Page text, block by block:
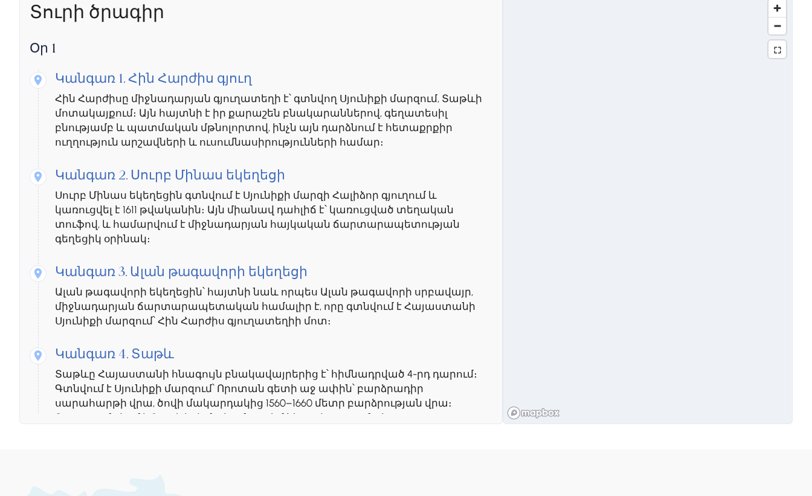
Տուրի ծրագիր
Օր 1
Կանգառ 1. Հին Հարժիս գյուղ
Հին Հարժիսը միջնադարյան գյուղատեղի է՝ գտնվող Սյունիքի մարզում, Տաթևի
մոտակայքում։ Այն հայտնի է իր քարաշեն բնակարաններով, գեղատեսիլ
բնությամբ և պատմական մթնոլորտով, ինչն այն դարձնում է հետաքրքիր
ուղղություն արշավների և ուսումնասիրությունների համար։
Կանգառ 2. Սուրբ Մինաս եկեղեցի
Սուրբ Մինաս եկեղեցին գտնվում է Սյունիքի մարզի Հալիձոր գյուղում և
կառուցվել է 1611 թվականին։ Այն միանավ դահլիճ է՝ կառուցված տեղական
տուֆով, և համարվում է միջնադարյան հայկական ճարտարապետության
գեղեցիկ օրինակ։
Կանգառ 3. Ալան թագավորի եկեղեցի
Ալան թագավորի եկեղեցին՝ հայտնի նաև որպես Ալան թագավորի սրբավայր,
միջնադարյան ճարտարապետական համալիր է, որը գտնվում է Հայաստանի
Սյունիքի մարզում՝ Հին Հարժիս գյուղատեղիի մոտ։
Կանգառ 4. Տաթև
Տաթևը Հայաստանի հնագույն բնակավայրերից է՝ հիմնադրված 4-րդ դարում։
Գտնվում է Սյունիքի մարզում՝ Որոտան գետի աջ ափին՝ բարձրադիր
սարահարթի վրա, ծովի մակարդակից 1560–1660 մետր բարձրության վրա։
Գյուղը գտնվում է Տաթևի վանքից մոտ 1 կմ հեռավորության վրա։